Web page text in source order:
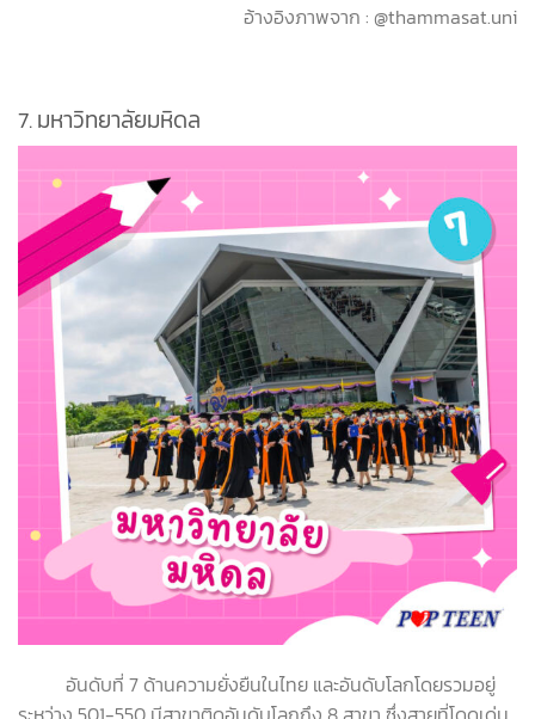
อ้างอิงภาพจาก : @thammasat.uni
7.มหาวิทยาลัยมหิดล
อันดับที่ 7 ด้านความยั่งยืนในไทย และอันดับโลกโดยรวมอยู่